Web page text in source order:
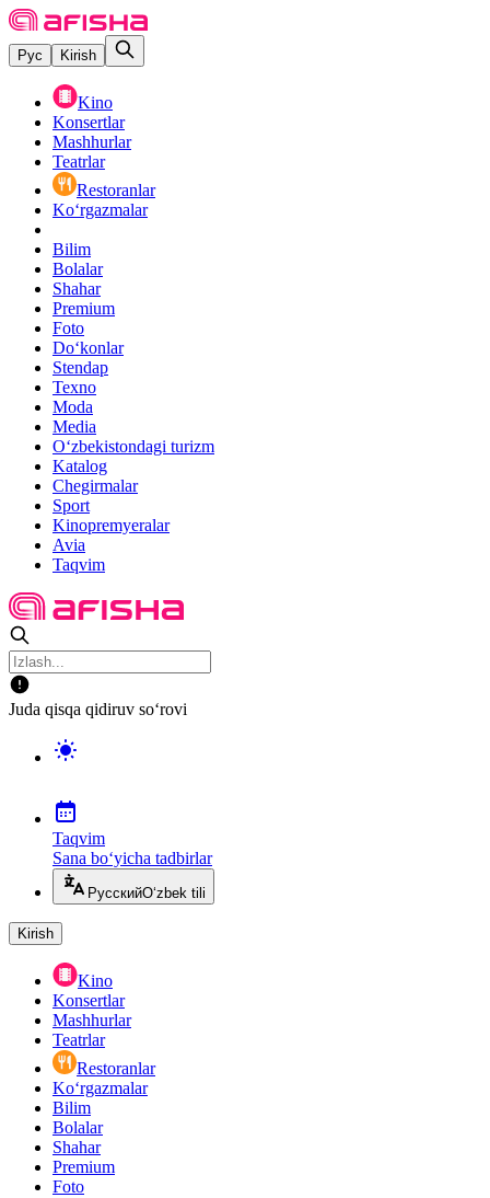
Рус Kirish
Kino
Konsertlar
Mashhurlar
Teatrlar
Restoranlar
Ko‘rgazmalar
Bilim
Bolalar
Shahar
Premium
Foto
Do‘konlar
Stendap
Texno
Moda
Media
O‘zbekistondagi turizm
Katalog
Chegirmalar
Sport
Kinopremyeralar
Avia
Taqvim
Juda qisqa qidiruv so‘rovi
Taqvim
Sana bo‘yicha tadbirlar
РусскийO‘zbek tili
Kirish
Kino
Konsertlar
Mashhurlar
Teatrlar
Restoranlar
Ko‘rgazmalar
Bilim
Bolalar
Shahar
Premium
Foto